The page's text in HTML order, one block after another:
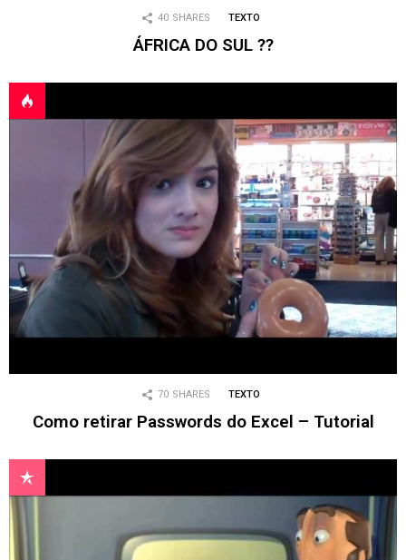
40 SHARES TEXTO
ÁFRICA DO SUL ??
70 SHARES TEXTO
Como retirar Passwords do Excel – Tutorial